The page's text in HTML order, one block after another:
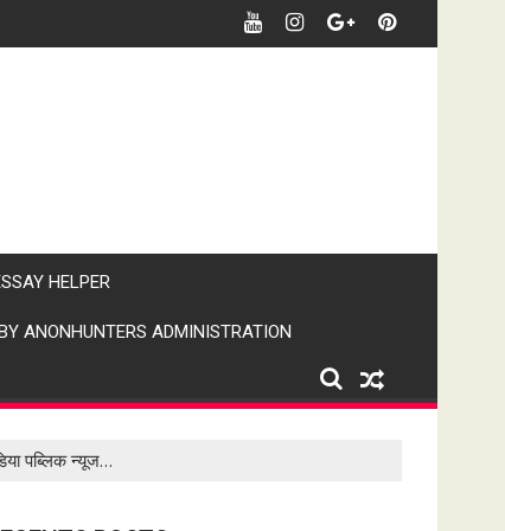
पर पैनी नजर" (IPN)इंडिया पब्लिक न्यूज।
HELPER
ANONHUNTERS ADMINISTRATION
पब्लिक न्यूज…